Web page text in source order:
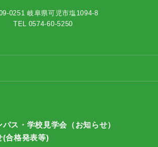
0251 岐阜県可児市塩1094-8
TEL 0574-60-5250
ス・学校見学会（お知らせ）
(合格発表等)